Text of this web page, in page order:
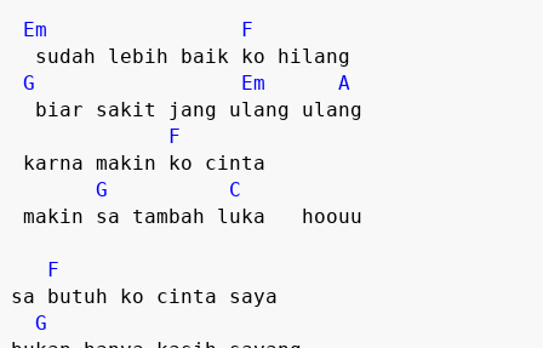
Em
F
G
Em
A
F
G
C
F
sa butuh ko cinta saya
G